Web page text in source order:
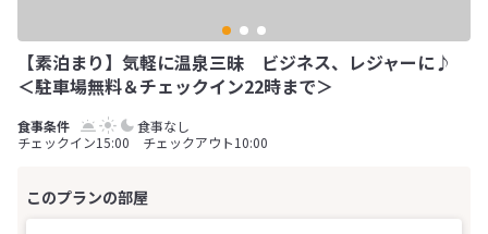
【素泊まり】気軽に温泉三昧 ビジネス、レジャーに♪
＜駐車場無料＆チェックイン22時まで＞
食事なし
チェックイン15:00 チェックアウト10:00